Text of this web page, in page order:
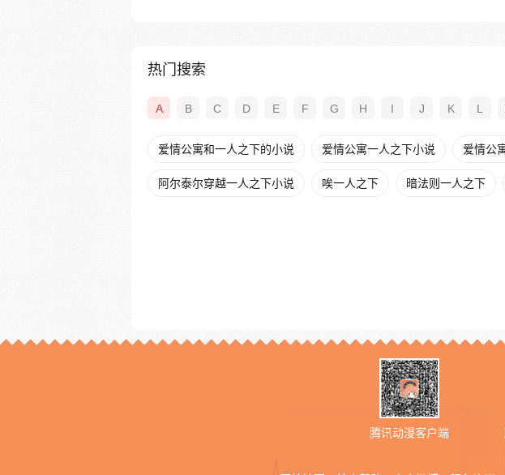
热门搜索
A B C D E F G H I J K L
爱情公寓和一人之下的小说 爱情公寓一人之下小说 爱情公
阿尔泰尔穿越一人之下小说 唉一人之下 暗法则一人之下
腾讯动漫客户端